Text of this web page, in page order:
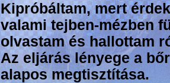
Kipróbáltam, mert
valami tejben-mézben
olvastam és hallottam
Az eljárás lényege a
alapos megtisztítása.